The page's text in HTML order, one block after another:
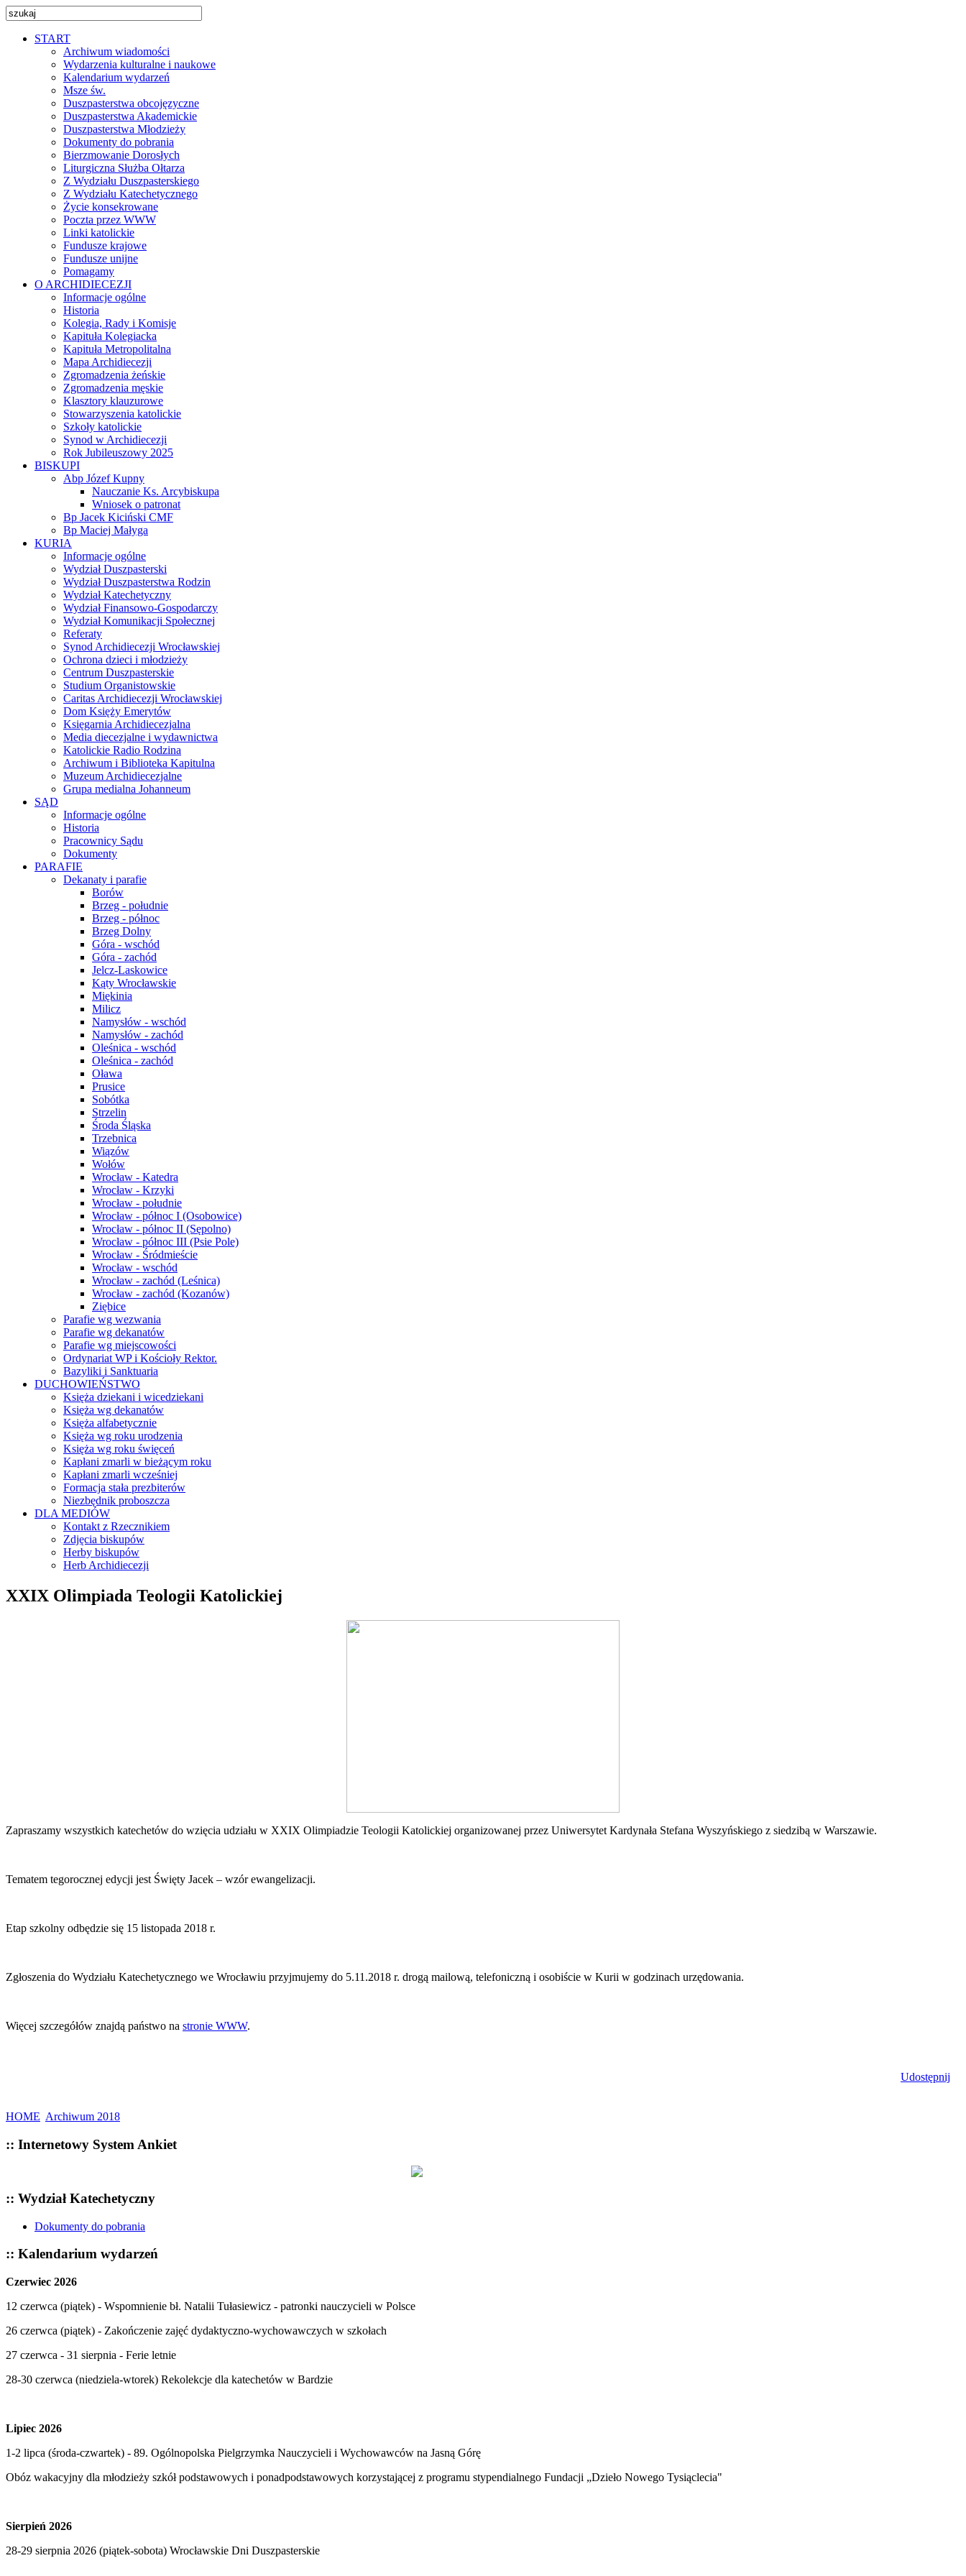
START
Archiwum wiadomości
Wydarzenia kulturalne i naukowe
Kalendarium wydarzeń
Msze św.
Duszpasterstwa obcojęzyczne
Duszpasterstwa Akademickie
Duszpasterstwa Młodzieży
Dokumenty do pobrania
Bierzmowanie Dorosłych
Liturgiczna Służba Ołtarza
Z Wydziału Duszpasterskiego
Z Wydziału Katechetycznego
Życie konsekrowane
Poczta przez WWW
Linki katolickie
Fundusze krajowe
Fundusze unijne
Pomagamy
O ARCHIDIECEZJI
Informacje ogólne
Historia
Kolegia, Rady i Komisje
Kapituła Kolegiacka
Kapituła Metropolitalna
Mapa Archidiecezji
Zgromadzenia żeńskie
Zgromadzenia męskie
Klasztory klauzurowe
Stowarzyszenia katolickie
Szkoły katolickie
Synod w Archidiecezji
Rok Jubileuszowy 2025
BISKUPI
Abp Józef Kupny
Nauczanie Ks. Arcybiskupa
Wniosek o patronat
Bp Jacek Kiciński CMF
Bp Maciej Małyga
KURIA
Informacje ogólne
Wydział Duszpasterski
Wydział Duszpasterstwa Rodzin
Wydział Katechetyczny
Wydział Finansowo-Gospodarczy
Wydział Komunikacji Społecznej
Referaty
Synod Archidiecezji Wrocławskiej
Ochrona dzieci i młodzieży
Centrum Duszpasterskie
Studium Organistowskie
Caritas Archidiecezji Wrocławskiej
Dom Księży Emerytów
Księgarnia Archidiecezjalna
Media diecezjalne i wydawnictwa
Katolickie Radio Rodzina
Archiwum i Biblioteka Kapitulna
Muzeum Archidiecezjalne
Grupa medialna Johanneum
SĄD
Informacje ogólne
Historia
Pracownicy Sądu
Dokumenty
PARAFIE
Dekanaty i parafie
Borów
Brzeg - południe
Brzeg - północ
Brzeg Dolny
Góra - wschód
Góra - zachód
Jelcz-Laskowice
Kąty Wrocławskie
Miękinia
Milicz
Namysłów - wschód
Namysłów - zachód
Oleśnica - wschód
Oleśnica - zachód
Oława
Prusice
Sobótka
Strzelin
Środa Śląska
Trzebnica
Wiązów
Wołów
Wrocław - Katedra
Wrocław - Krzyki
Wrocław - południe
Wrocław - północ I (Osobowice)
Wrocław - północ II (Sępolno)
Wrocław - północ III (Psie Pole)
Wrocław - Śródmieście
Wrocław - wschód
Wrocław - zachód (Leśnica)
Wrocław - zachód (Kozanów)
Ziębice
Parafie wg wezwania
Parafie wg dekanatów
Parafie wg miejscowości
Ordynariat WP i Kościoły Rektor.
Bazyliki i Sanktuaria
DUCHOWIEŃSTWO
Księża dziekani i wicedziekani
Księża wg dekanatów
Księża alfabetycznie
Księża wg roku urodzenia
Księża wg roku święceń
Kapłani zmarli w bieżącym roku
Kapłani zmarli wcześniej
Formacja stała prezbiterów
Niezbędnik proboszcza
DLA MEDIÓW
Kontakt z Rzecznikiem
Zdjęcia biskupów
Herby biskupów
Herb Archidiecezji
XXIX Olimpiada Teologii Katolickiej
Zapraszamy wszystkich katechetów do wzięcia udziału w XXIX Olimpiadzie Teologii Katolickiej organizowanej przez Uniwersytet Kardynała Stefana Wyszyńskiego z siedzibą w Warszawie.
Tematem tegorocznej edycji jest Święty Jacek – wzór ewangelizacji.
Etap szkolny odbędzie się 15 listopada 2018 r.
Zgłoszenia do Wydziału Katechetycznego we Wrocławiu przyjmujemy do 5.11.2018 r. drogą mailową, telefoniczną i osobiście w Kurii w godzinach urzędowania.
Więcej szczegółów znajdą państwo na stronie WWW.
Udostępnij
HOME Archiwum 2018
:: Internetowy System Ankiet
:: Wydział Katechetyczny
Dokumenty do pobrania
:: Kalendarium wydarzeń
Czerwiec 2026
12 czerwca (piątek) - Wspomnienie bł. Natalii Tułasiewicz - patronki nauczycieli w Polsce
26 czerwca (piątek) - Zakończenie zajęć dydaktyczno-wychowawczych w szkołach
27 czerwca - 31 sierpnia - Ferie letnie
28-30 czerwca (niedziela-wtorek) Rekolekcje dla katechetów w Bardzie
Lipiec 2026
1-2 lipca (środa-czwartek) - 89. Ogólnopolska Pielgrzymka Nauczycieli i Wychowawców na Jasną Górę
Obóz wakacyjny dla młodzieży szkół podstawowych i ponadpodstawowych korzystającej z programu stypendialnego Fundacji „Dzieło Nowego Tysiąclecia"
Sierpień 2026
28-29 sierpnia 2026 (piątek-sobota) Wrocławskie Dni Duszpasterskie